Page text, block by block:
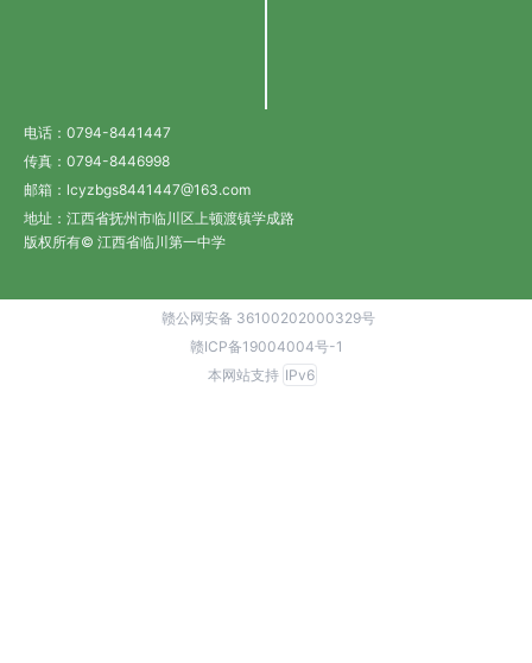
电话：0794-8441447
传真：0794-8446998
邮箱：lcyzbgs8441447@163.com
地址：江西省抚州市临川区上顿渡镇学成路
版权所有© 江西省临川第一中学
赣公网安备 36100202000329号
赣ICP备19004004号-1
本网站支持 IPv6